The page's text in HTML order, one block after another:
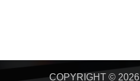
COPYRIGHT © 2026